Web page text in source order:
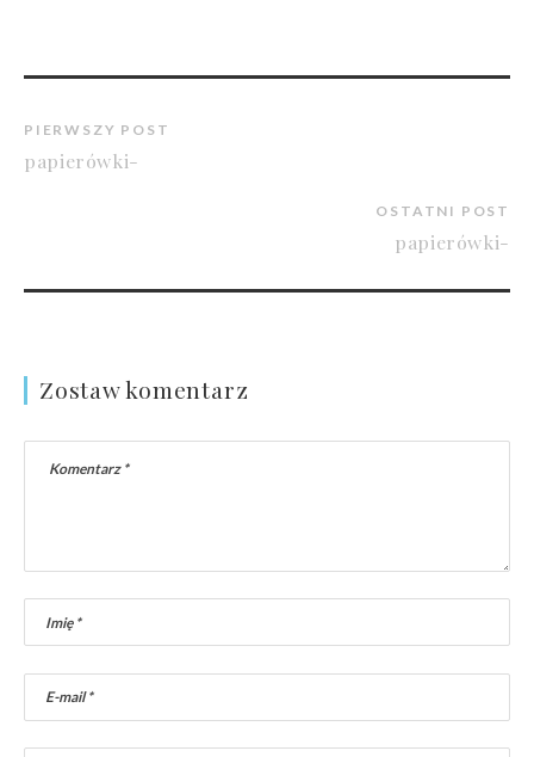
PIERWSZY POST
papierówki-
OSTATNI POST
papierówki-
Zostaw komentarz